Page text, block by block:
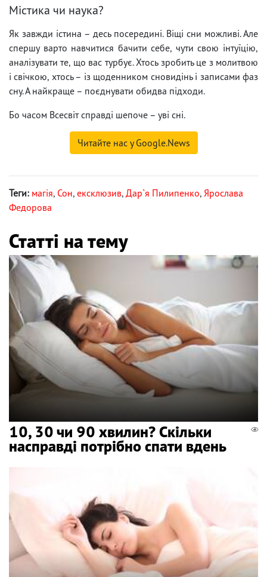
Містика чи наука?
Як завжди істина – десь посередині. Віщі сни можливі. Але
спершу варто навчитися бачити себе, чути свою інтуїцію,
аналізувати те, що вас турбує. Хтось зробить це з молитвою
і свічкою, хтось – із щоденником сновидінь і записами фаз
сну. А найкраще – поєднувати обидва підходи.
Бо часом Всесвіт справді шепоче – уві сні.
Читайте нас у Google.News
Теги: магія, Сон, ексклюзив, Дар`я Пилипенко, Ярослава
Федорова
Статті на тему
10, 30 чи 90 хвилин? Скільки
насправді потрібно спати вдень